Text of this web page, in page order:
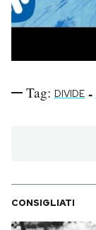
Tag: DIVIDE -
CONSIGLIATI